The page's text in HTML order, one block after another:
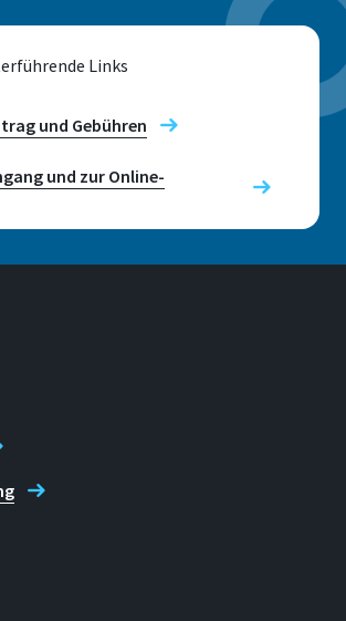
Str. 20
Sie einen Termin.
uns auf Ihre
Links
und Gebühren
und zur Online-